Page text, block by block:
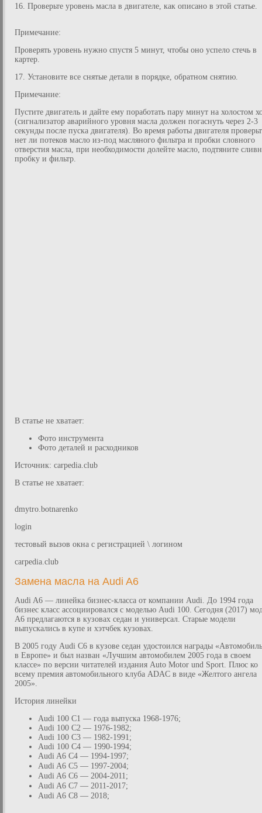
16. Проверьте уровень масла в двигателе, как описано в этой статье.
Примечание:
Проверять уровень нужно спустя 5 минут, чтобы оно успело стечь в
картер.
17. Установите все снятые детали в порядке, обратном снятию.
Примечание:
Пустите двигатель и дайте ему поработать пару минут на холостом
(сигнализатор аварийного уровня масла должен погаснуть через 2-3
секунды после пуска двигателя). Во время работы двигателя
нет ли потеков масло из-под масляного фильтра и пробки словного
отверстия масла, при необходимости долейте масло, подтяните
пробку и фильтр.
В статье не хватает:
Фото инструмента
Фото деталей и расходников
Источник: carpedia.club
В статье не хватает:
dmytro.botnarenko
login
тестовый вызов окна с регистрацией \ логином
carpedia.club
Замена масла на Audi A6
Audi A6 — линейка бизнес-класса от компании Audi. До 1994 года
бизнес класс ассоциировался с моделью Audi 100. Сегодня (2017)
A6 предлагаются в кузовах седан и универсал. Старые модели
выпускались в купе и хэтчбек кузовах.
В 2005 году Audi C6 в кузове седан удостоился награды
в Европе» и был назван «Лучшим автомобилем 2005 года в своем
классе» по версии читателей издания Auto Motor und Sport. Плюс ко
всему премия автомобильного клуба ADAC в виде «Желтого ангела
2005».
История линейки
Audi 100 C1 — года выпуска 1968-1976;
Audi 100 C2 — 1976-1982;
Audi 100 C3 — 1982-1991;
Audi 100 C4 — 1990-1994;
Audi A6 C4 — 1994-1997;
Audi A6 C5 — 1997-2004;
Audi A6 C6 — 2004-2011;
Audi A6 C7 — 2011-2017;
Audi A6 C8 — 2018;